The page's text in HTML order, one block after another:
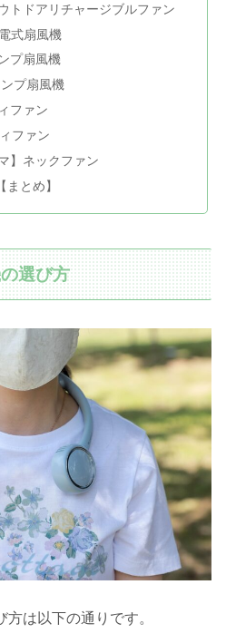
トドアリチャージブルファン
式扇風機
プ扇風機
ンプ扇風機
ファン
ファン
】ネックファン
とめ】
選び方
は以下の通りです。